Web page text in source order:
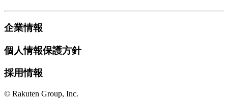
企業情報
個人情報保護方針
採用情報
© Rakuten Group, Inc.